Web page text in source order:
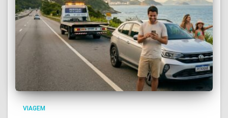
VIAGEM